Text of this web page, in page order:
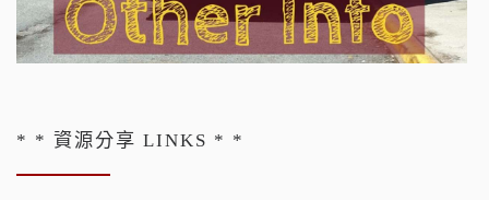
* * 資源分享 LINKS * *